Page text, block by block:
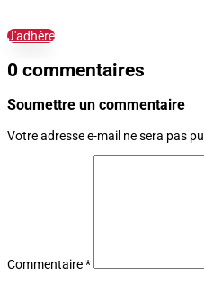
J'adhère
0 commentaires
Soumettre un commentaire
Votre adresse e-mail ne sera pas
Commentaire*